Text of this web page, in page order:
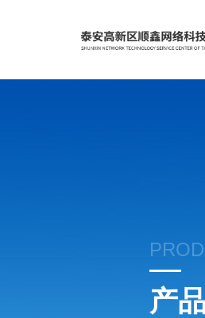
产